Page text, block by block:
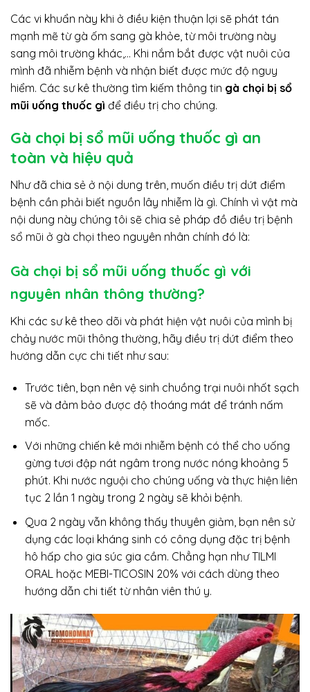
Các vi khuẩn này khi ở điều kiện thuận lợi sẽ phát tán
mạnh mẽ từ gà ốm sang gà khỏe, từ môi trường này
sang môi trường khác,… Khi nắm bắt được vật nuôi của
mình đã nhiễm bệnh và nhận biết được mức độ nguy
hiểm. Các sư kê thường tìm kiếm thông tin gà chọi bị sổ
mũi uống thuốc gì để điều trị cho chúng.
Gà chọi bị sổ mũi uống thuốc gì an
toàn và hiệu quả
Như đã chia sẻ ở nội dung trên, muốn điều trị dứt điểm
bệnh cần phải biết nguồn lây nhiễm là gì. Chính vì vật mà
nội dung này chúng tôi sẽ chia sẻ pháp đồ điều trị bệnh
sổ mũi ở gà chọi theo nguyên nhân chính đó là:
Gà chọi bị sổ mũi uống thuốc gì với
nguyên nhân thông thường?
Khi các sư kê theo dõi và phát hiện vật nuôi của mình bị
chảy nước mũi thông thường, hãy điều trị dứt điểm theo
hướng dẫn cực chi tiết như sau:
Trước tiên, bạn nên vệ sinh chuồng trại nuôi nhốt sạch
sẽ và đảm bảo được độ thoáng mát để tránh nấm
mốc.
Với những chiến kê mới nhiễm bệnh có thể cho uống
gừng tươi đập nát ngâm trong nước nóng khoảng 5
phút. Khi nước nguội cho chúng uống và thực hiện liên
tục 2 lần 1 ngày trong 2 ngày sẽ khỏi bệnh.
Qua 2 ngày vẫn không thấy thuyên giảm, bạn nên sử
dụng các loại kháng sinh có công dụng đặc trị bệnh
hô hấp cho gia súc gia cầm. Chẳng hạn như TILMI
ORAL hoặc MEBI-TICOSIN 20% với cách dùng theo
hướng dẫn chi tiết từ nhân viên thú y.